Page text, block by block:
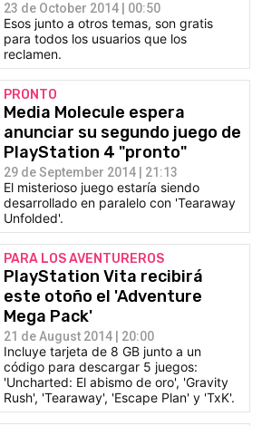
23 de October 2014 | 00:50
Esos junto a otros temas, son gratis
para todos los usuarios que los
reclamen.
PRONTO
Media Molecule espera
anunciar su segundo juego de
PlayStation 4 "pronto"
29 de September 2014 | 21:13
El misterioso juego estaría siendo
desarrollado en paralelo con 'Tearaway
Unfolded'.
PARA LOS AVENTUREROS
PlayStation Vita recibirá
este otoño el 'Adventure
Mega Pack'
21 de August 2014 | 20:00
Incluye tarjeta de 8 GB junto a un
código para descargar 5 juegos:
'Uncharted: El abismo de oro', 'Gravity
Rush', 'Tearaway', 'Escape Plan' y 'TxK'.